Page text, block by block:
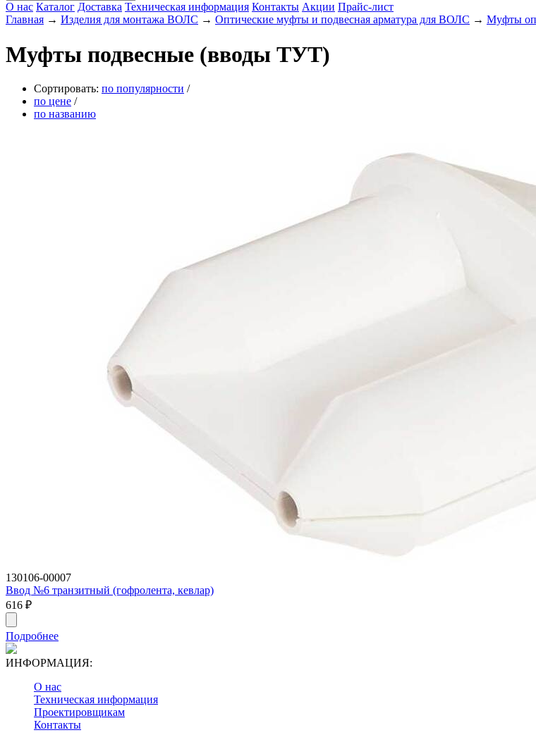
О нас Каталог Доставка Техническая информация Контакты Акции Прайс-лист
Главная → Изделия для монтажа ВОЛС → Оптические муфты и подвесная арматура для ВОЛС → Муфты
Муфты подвесные (вводы ТУТ)
Сортировать: по популярности /
по цене /
по названию
130106-00007
Ввод №6 транзитный (гофролента, кевлар)
616 ₽
Подробнее
ИНФОРМАЦИЯ:
О нас
Техническая информация
Проектировщикам
Контакты